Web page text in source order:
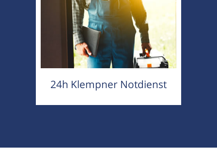
24h Klempner Notdienst